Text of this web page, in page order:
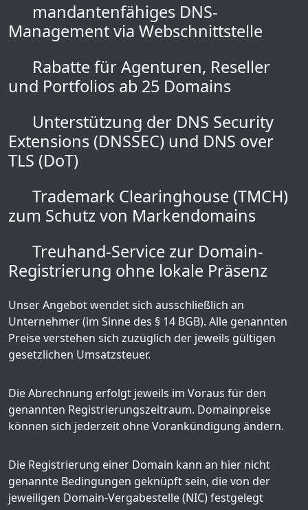
mandantenfähiges DNS-
Management via Webschnittstelle
Rabatte für Agenturen, Reseller
und Portfolios ab 25 Domains
Unterstützung der DNS Security
Extensions (DNSSEC) und DNS over
TLS (DoT)
Trademark Clearinghouse (TMCH)
zum Schutz von Markendomains
Treuhand-Service zur Domain-
Registrierung ohne lokale Präsenz
Unser Angebot wendet sich ausschließlich an
Unternehmer (im Sinne des § 14 BGB). Alle genannten
Preise verstehen sich zuzüglich der jeweils gültigen
gesetzlichen Umsatzsteuer.
Die Abrechnung erfolgt jeweils im Voraus für den
genannten Registrierungszeitraum. Domainpreise
können sich jederzeit ohne Vorankündigung ändern.
Die Registrierung einer Domain kann an hier nicht
genannte Bedingungen geknüpft sein, die von der
jeweiligen Domain-Vergabestelle (NIC) festgelegt